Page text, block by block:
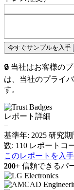
今すぐサンプルを入手
🔒 当社はお客様の
は、当社のプライ
す。
レポート詳細
−
基準年: 2025 研究期
数: 110 レポートコ
このレポートを入手
200+ 信頼できるパ